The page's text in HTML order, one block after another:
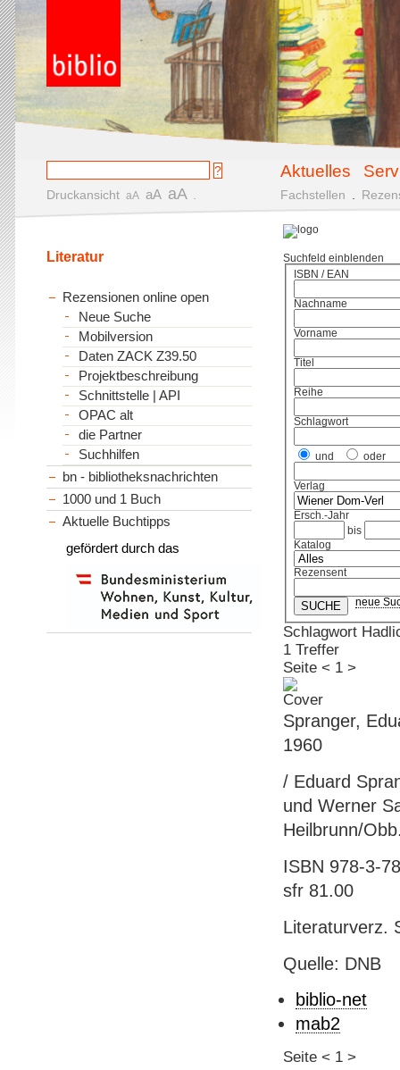
Aktuelles
Druckansicht aA aA aA Fachstellen
Suchfeld einblenden
ISBN / EAN
Nachname
Vorname
Titel
Reihe
Schlagwort
und oder
Verlag
Ersch.-Jahr
bis
Katalog
Rezensent
neue
Schlagwort
1 Treffer
Seite < 1 >
Spranger,
1960
/ Eduard
und Werner
Heilbrunn/
ISBN 978-3-
sfr 81.00
Literaturverz.
Quelle: DNB
biblio-net
mab2
Seite < 1 >
Literatur
Rezensionen online open
Neue Suche
Mobilversion
Daten ZACK Z39.50
Projektbeschreibung
Schnittstelle | API
OPAC alt
die Partner
Suchhilfen
bn - bibliotheksnachrichten
1000 und 1 Buch
Aktuelle Buchtipps
gefördert durch das